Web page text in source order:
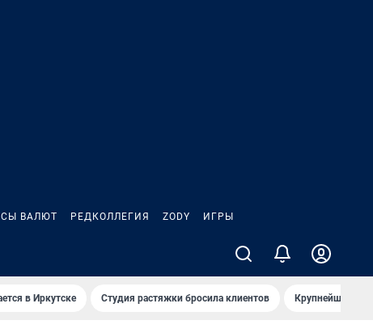
ВАЛЮТ РЕДКОЛЛЕГИЯ ZODY ИГРЫ
в Иркутске Студия растяжки бросила клиентов Крупнейшие